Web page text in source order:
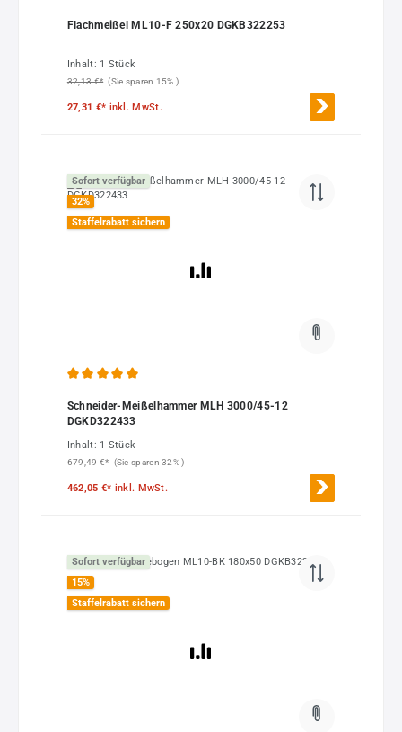
Flachmeißel ML10-F 250x20 DGKB322253
Inhalt: 1 Stück
32,13 €* (Sie sparen 15% )
27,31 €* inkl. MwSt.
Sofort verfügbar
32%
Staffelrabatt sichern
Schneider-Meißelhammer MLH 3000/45-12
DGKD322433
Inhalt: 1 Stück
679,49 €* (Sie sparen 32% )
462,05 €* inkl. MwSt.
Sofort verfügbar
15%
Staffelrabatt sichern